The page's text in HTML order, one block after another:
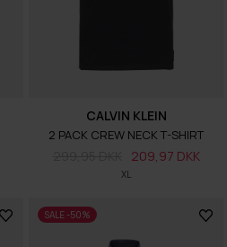
XL
CALVIN KLEIN
2 PACK CREW NECK T-SHIRT
209,97 DKK
SALE -50%